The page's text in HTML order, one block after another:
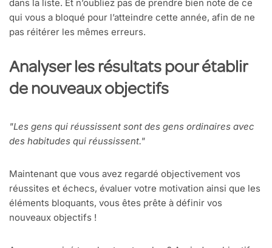
dans la liste. Et n’oubliez pas de prendre bien note de ce
qui vous a bloqué pour l’atteindre cette année, afin de ne
pas réitérer les mêmes erreurs.
Analyser les résultats pour établir
de nouveaux objectifs
"Les gens qui réussissent sont des gens ordinaires avec
des habitudes qui réussissent."
Maintenant que vous avez regardé objectivement vos
réussites et échecs, évaluer votre motivation ainsi que les
éléments bloquants, vous êtes prête à définir vos
nouveaux objectifs !